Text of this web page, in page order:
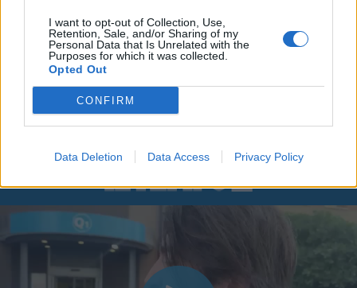
I want to opt-out of Collection, Use,
Retention, Sale, and/or Sharing of my
Personal Data that Is Unrelated with the
Purposes for which it was collected.
Opted Out
CONFIRM
Data Deletion Data Access Privacy Policy